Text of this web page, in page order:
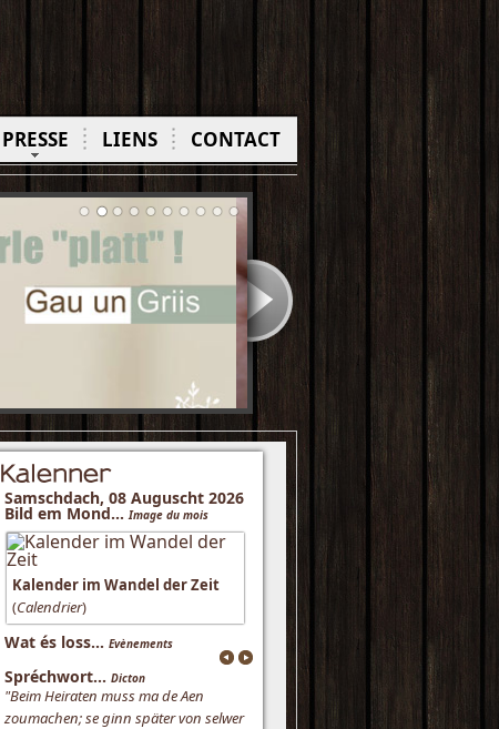
PRESSE LIENS CONTACT
Kalenner
Samschdach, 08 Auguscht 2026
Bild em Mond...Image du mois
Kalender im Wandel der Zeit
(Calendrier)
Wat és loss... Evènements
Spréchwort... Dicton
"Beim Heiraten muss ma de Aen
zoumachen; se ginn später von selwer